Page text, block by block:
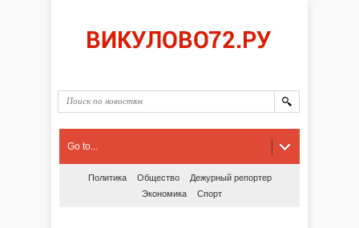
Go to...
Политика Общество
Дежурный репортер
Экономика
Спорт